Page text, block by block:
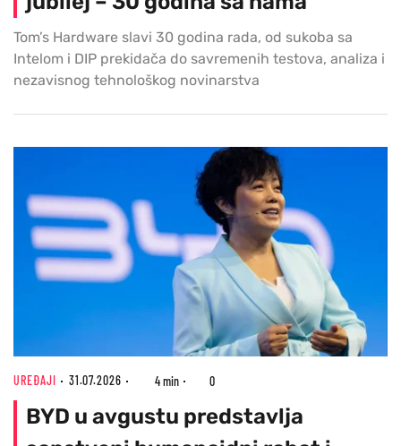
Tom’s Hardware slavi 30 godina rada, od sukoba sa
Intelom i DIP prekidača do savremenih testova, analiza i
nezavisnog tehnološkog novinarstva
UREĐAJI 31.07.2026 4 min 0
BYD u avgustu predstavlja